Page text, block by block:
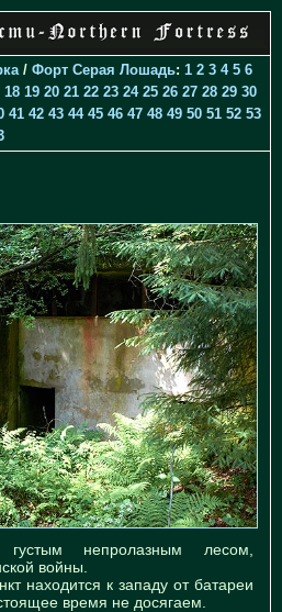
/ Форт Серая Лошадь: 1 2 3 4 5 6
18 19 20 21 22 23 24 25 26 27 28 29 30
41 42 43 44 45 46 47 48 49 50 51 52 53
непролазным лесом,
войны.
находится к западу от батареи
время не досягаем.